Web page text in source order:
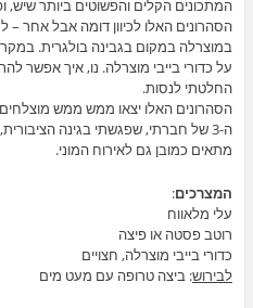
המתכונים הקלים והפשוטים ביותר שיש,
הסהרונים האלו לכיוון דומה אבל
במוצרלה במקום בגבינה בולגרית.
על כדורי בייבי מוצרלה. נו, איך אפשר
החלטתי לנסות.
הסהרונים האלו יצאו ממש ממש
ה-3 של חברתי, שפגשתי בגינה
מתאים כמובן גם לאירוח המוני.
המצרכים:
עלי מלאווח
רוטב פסטה או פיצה
כדורי בייבי מוצרלה, חצויים
לבירוש: ביצה טרופה עם מעט מים